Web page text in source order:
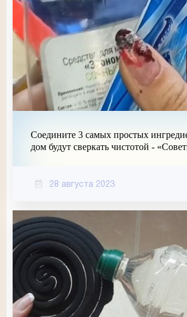
Соедините 3 самых простых
дом будут сверкать чистотой -
28 августа 2023